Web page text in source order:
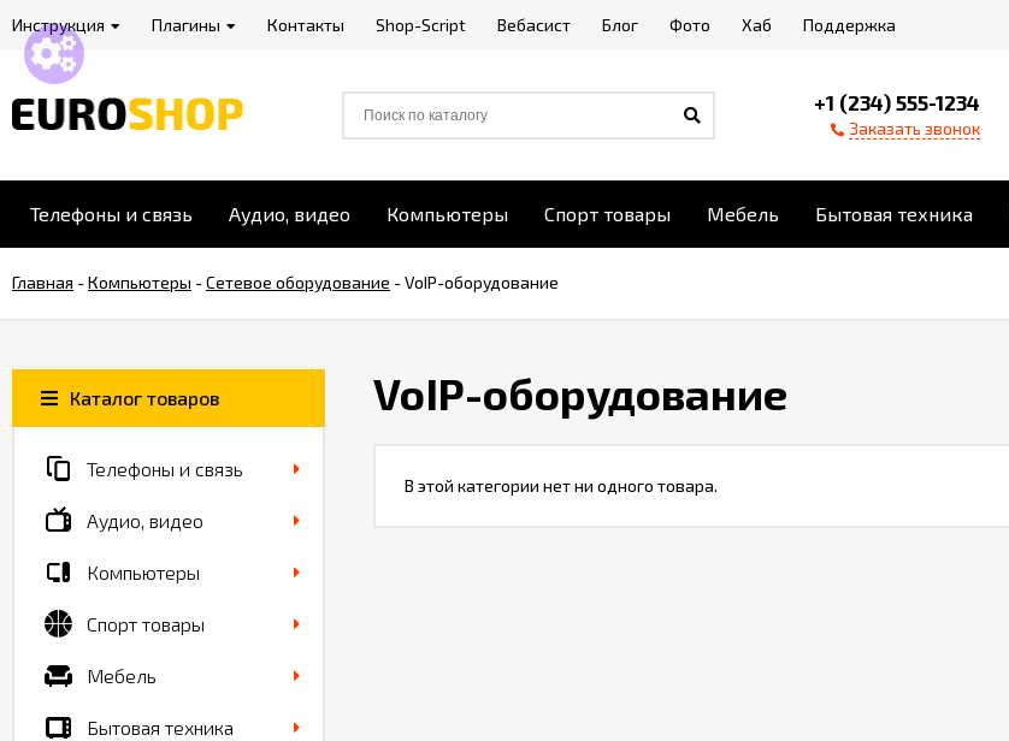
Инструкция Плагины Контакты Shop-Script Вебасист Блог Фото Хаб Поддержка
+1 (234) 555-1234
Заказать звонок
Телефоны и связь Аудио, видео Компьютеры Спорт товары Мебель Бытовая техника
Главная -Компьютеры -Сетевое оборудование -VoIP-оборудование
VoIP-оборудование
В этой категории нет ни одного товара.
Каталог товаров
Телефоны и связь
Аудио, видео
Компьютеры
Спорт товары
Мебель
Бытовая техника